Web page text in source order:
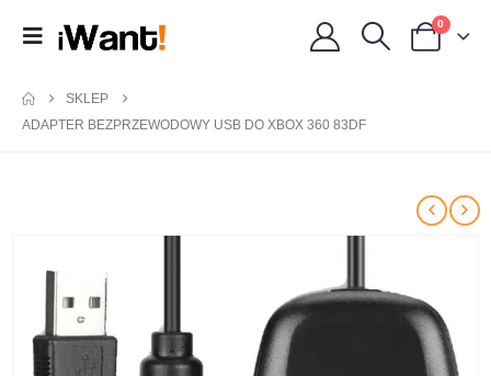
0
SKLEP
ADAPTER BEZPRZEWODOWY USB DO XBOX 360 83DF